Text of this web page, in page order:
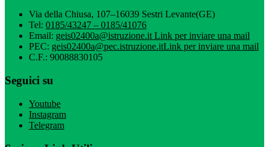
Via della Chiusa, 107–16039 Sestri Levante(GE)
Tel: 0185/43247 – 0185/41076
Email: geis02400a@istruzione.itLink per inviare una mail
PEC: geis02400a@pec.istruzione.itLink per inviare una mail
C.F.: 90088830105
Seguici su
Youtube
Instagram
Telegram